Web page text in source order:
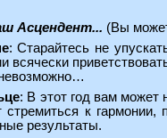
Асцендент... (Вы
: Старайтесь не
всячески
: В этот год вам может
стремиться к
результаты.